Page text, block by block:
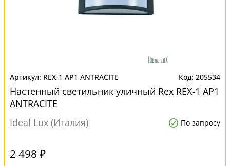
REX-1 AP1 ANTRACITE 205534
Настенный светильник уличный Rex REX-1 AP1
ANTRACITE
Ideal Lux (Италия)
По запросу
2 498 ₽